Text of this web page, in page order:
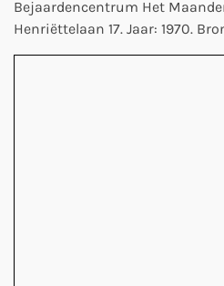
Bejaardencentrum Het
Henriëttelaan 17. Jaar: 1970.